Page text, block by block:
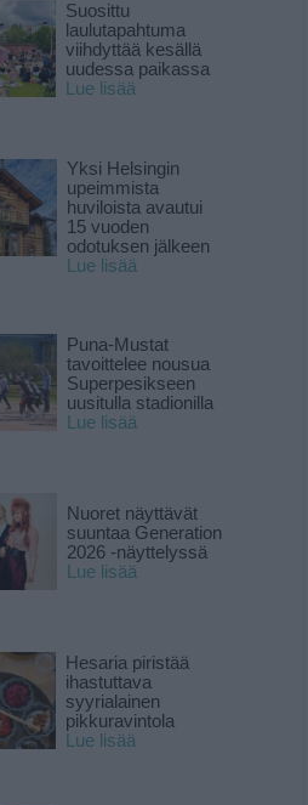
Suosittu
laulutapahtuma
viihdyttää kesällä
uudessa paikassa
Lue lisää
Yksi Helsingin
upeimmista
huviloista avautui
15 vuoden
odotuksen jälkeen
Lue lisää
Puna-Mustat
tavoittelee nousua
Superpesikseen
uusitulla stadionilla
Lue lisää
Nuoret näyttävät
suuntaa Generation
2026 -näyttelyssä
Lue lisää
Hesaria piristää
ihastuttava
syyrialainen
pikkuravintola
Lue lisää